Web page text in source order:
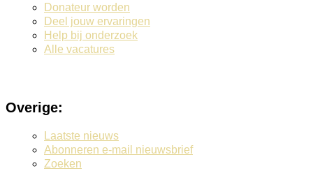
Donateur worden
Deel jouw ervaringen
Help bij onderzoek
Alle vacatures
Overige:
Laatste nieuws
Abonneren e-mail nieuwsbrief
Zoeken